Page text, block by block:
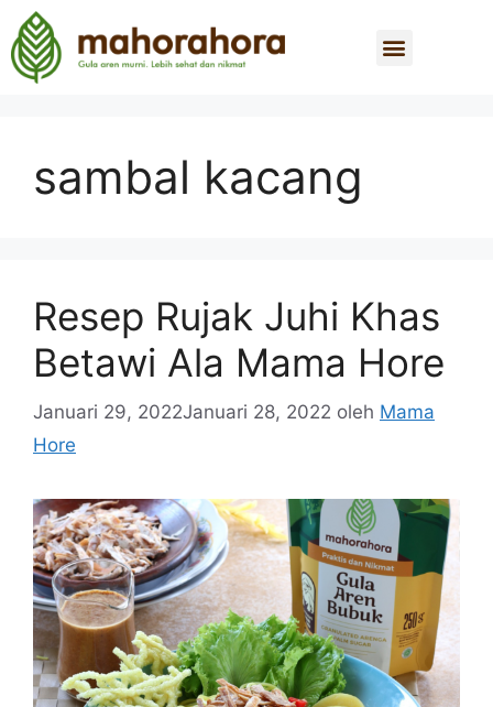
sambal kacang
Resep Rujak Juhi Khas
Betawi Ala Mama Hore
Januari 29, 2022Januari 28, 2022 oleh Mama
Hore